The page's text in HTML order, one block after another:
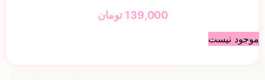
139,000 تومان
موجود نیست